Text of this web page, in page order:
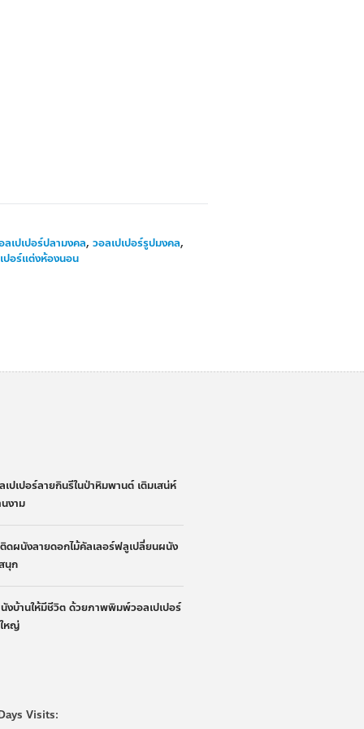
ลเปเปอร์ปลามงคล, วอลเปเปอร์รูปมงคล,
ปอร์แต่งห้องนอน
ปเปอร์ลายกินรีในป่าหิมพานต์ เติมเสน่ห์
นงาม
ดผนังลายดอกไม้คัลเลอร์ฟลูเปลี่ยนผนัง
นุก
งบ้านให้มีชีวิต ด้วยภาพพิมพ์วอลเปเปอร์
หญ่
Visits: